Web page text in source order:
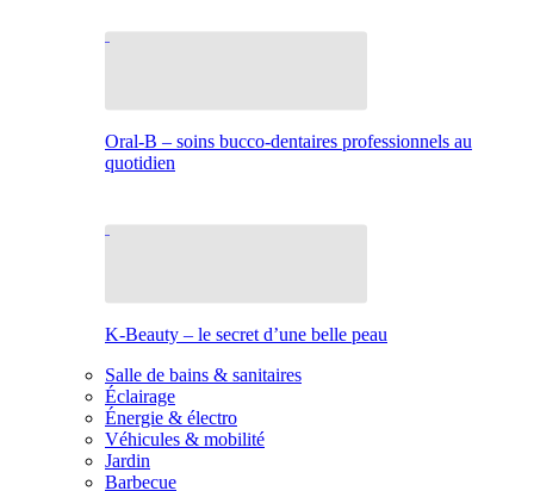
Oral-B – soins bucco-dentaires professionnels au
quotidien
K-Beauty – le secret d’une belle peau
Salle de bains & sanitaires
Éclairage
Énergie & électro
Véhicules & mobilité
Jardin
Barbecue